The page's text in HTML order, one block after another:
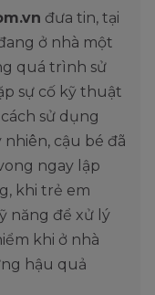
đưa tin, tại
ở nhà một
quá trình sử
sự cố kỹ thuật
sử dụng
cậu bé đã
ngay lập
khi trẻ em
năng để xử lý
khi ở nhà
hậu quả